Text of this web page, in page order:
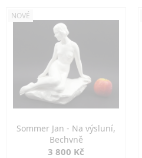
NOVÉ
Sommer Jan - Na výsluní,
Bechyně
3 800 Kč